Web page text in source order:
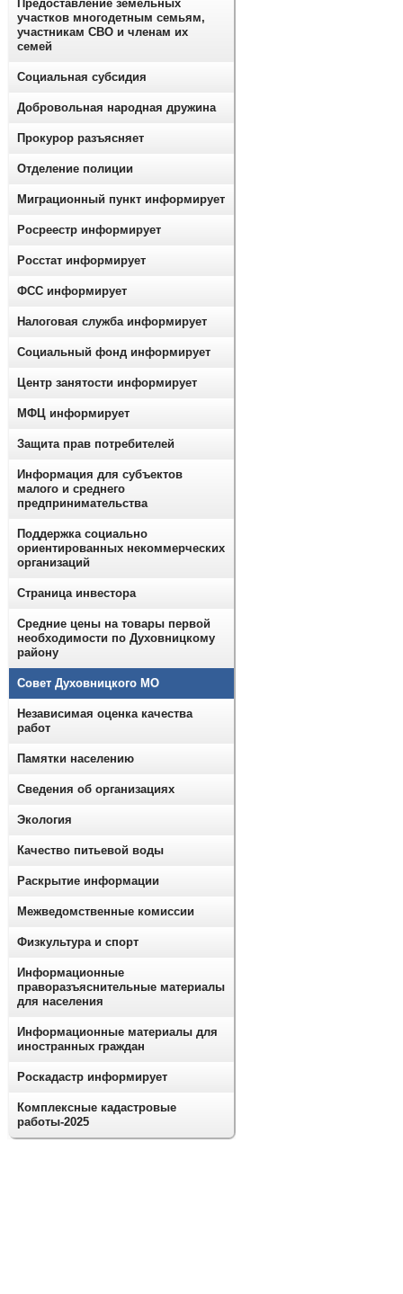
Предоставление земельных
участков многодетным семьям,
участникам СВО и членам их
семей
Социальная субсидия
Добровольная народная дружина
Прокурор разъясняет
Отделение полиции
Миграционный пункт информирует
Росреестр информирует
Росстат информирует
ФСС информирует
Налоговая служба информирует
Социальный фонд информирует
Центр занятости информирует
МФЦ информирует
Защита прав потребителей
Информация для субъектов
малого и среднего
предпринимательства
Поддержка социально
ориентированных некоммерческих
организаций
Страница инвестора
Средние цены на товары первой
необходимости по Духовницкому
району
Совет Духовницкого МО
Независимая оценка качества
работ
Памятки населению
Сведения об организациях
Экология
Качество питьевой воды
Раскрытие информации
Межведомственные комиссии
Физкультура и спорт
Информационные
праворазъяснительные материалы
для населения
Информационные материалы для
иностранных граждан
Роскадастр информирует
Комплексные кадастровые
работы-2025